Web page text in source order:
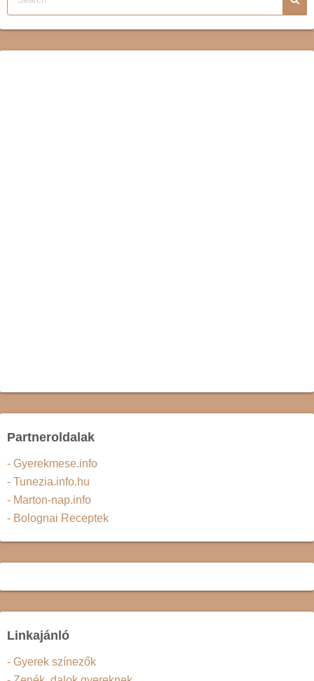
Partneroldalak
- Gyerekmese.info
- Tunezia.info.hu
- Marton-nap.info
- Bolognai Receptek
Linkajánló
- Gyerek színezők